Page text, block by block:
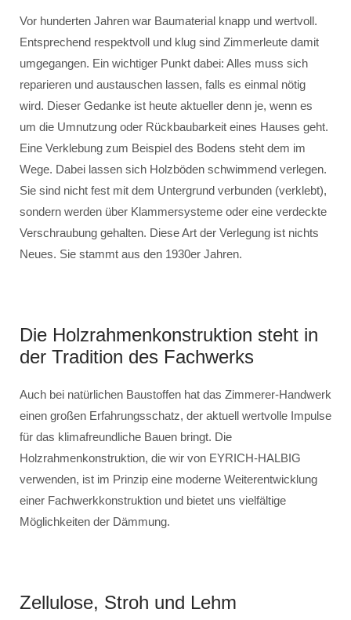
Vor hunderten Jahren war Baumaterial knapp und wertvoll.
Entsprechend respektvoll und klug sind Zimmerleute damit
umgegangen. Ein wichtiger Punkt dabei: Alles muss sich
reparieren und austauschen lassen, falls es einmal nötig
wird. Dieser Gedanke ist heute aktueller denn je, wenn es
um die Umnutzung oder Rückbaubarkeit eines Hauses geht.
Eine Verklebung zum Beispiel des Bodens steht dem im
Wege. Dabei lassen sich Holzböden schwimmend verlegen.
Sie sind nicht fest mit dem Untergrund verbunden (verklebt),
sondern werden über Klammersysteme oder eine verdeckte
Verschraubung gehalten. Diese Art der Verlegung ist nichts
Neues. Sie stammt aus den 1930er Jahren.
Die Holzrahmenkonstruktion steht in
der Tradition des Fachwerks
Auch bei natürlichen Baustoffen hat das Zimmerer-Handwerk
einen großen Erfahrungsschatz, der aktuell wertvolle Impulse
für das klimafreundliche Bauen bringt. Die
Holzrahmenkonstruktion, die wir von EYRICH-HALBIG
verwenden, ist im Prinzip eine moderne Weiterentwicklung
einer Fachwerkkonstruktion und bietet uns vielfältige
Möglichkeiten der Dämmung.
Zellulose, Stroh und Lehm